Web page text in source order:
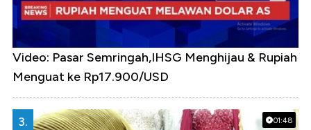
Video: Pasar Semringah,IHSG Menghijau & Rupiah
Menguat ke Rp17.900/USD
01:48
3.